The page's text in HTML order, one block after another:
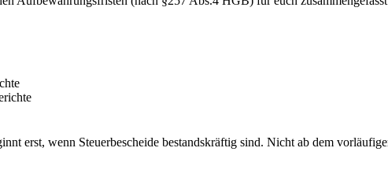
erst, wenn Steuerbescheide bestandskräftig sind. Nicht ab dem